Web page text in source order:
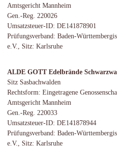
Amtsgericht Mannheim
Gen.-Reg. 220026
Umsatzsteuer-ID: DE141878901
Prüfungsverband: Baden-
e.V., Sitz: Karlsruhe
ALDE GOTT Edelbrände
Sitz Sasbachwalden
Rechtsform: Eingetragene
Amtsgericht Mannheim
Gen.-Reg. 220033
Umsatzsteuer-ID: DE141878944
Prüfungsverband: Baden-
e.V., Sitz: Karlsruhe